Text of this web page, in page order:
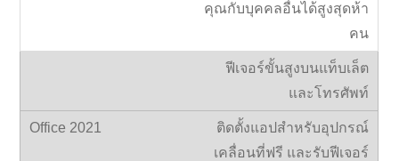
คุณกับบุคคลอื่นได้สูงสุดห้า
คน
ฟีเจอร์ขั้นสูงบนแท็บเล็ต
และโทรศัพท์
ติดตั้งแอปสำหรับอุปกรณ์
เคลื่อนที่ฟรี และรับฟีเจอร์